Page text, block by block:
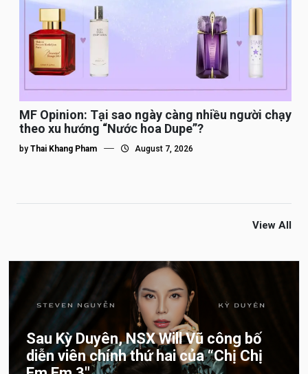
MF Opinion: Tại sao ngày càng nhiều người chạy
theo xu hướng “Nước hoa Dupe”?
by Thai Khang Pham August 7, 2026
View All
Sau Kỳ Duyên, NSX Will Vũ công bố
diễn viên chính thứ hai của “Chị Chị